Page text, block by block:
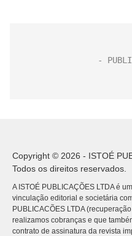
Copyright © 2026 - ISTOÉ
Todos os direitos reservados.
A ISTOÉ PUBLICAÇÕES LTDA é
vinculação editorial e societária
PUBLICACÕES LTDA
realizamos cobranças e que
contrato de assinatura da revista